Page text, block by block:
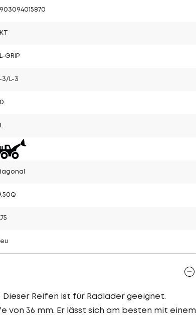
GRIP
3/L-3
Dieser Reifen ist für Radlader geeignet.
36 mm. Er lässt sich am besten mit einem